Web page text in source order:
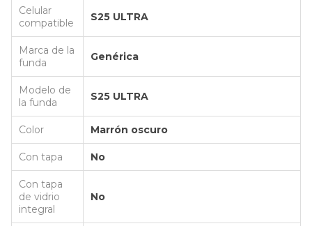
Celular
compatible
S25 ULTRA
Marca de la
funda
Genérica
Modelo de
la funda
S25 ULTRA
Color Marrón oscuro
Con tapa No
Con tapa
de vidrio
integral
No